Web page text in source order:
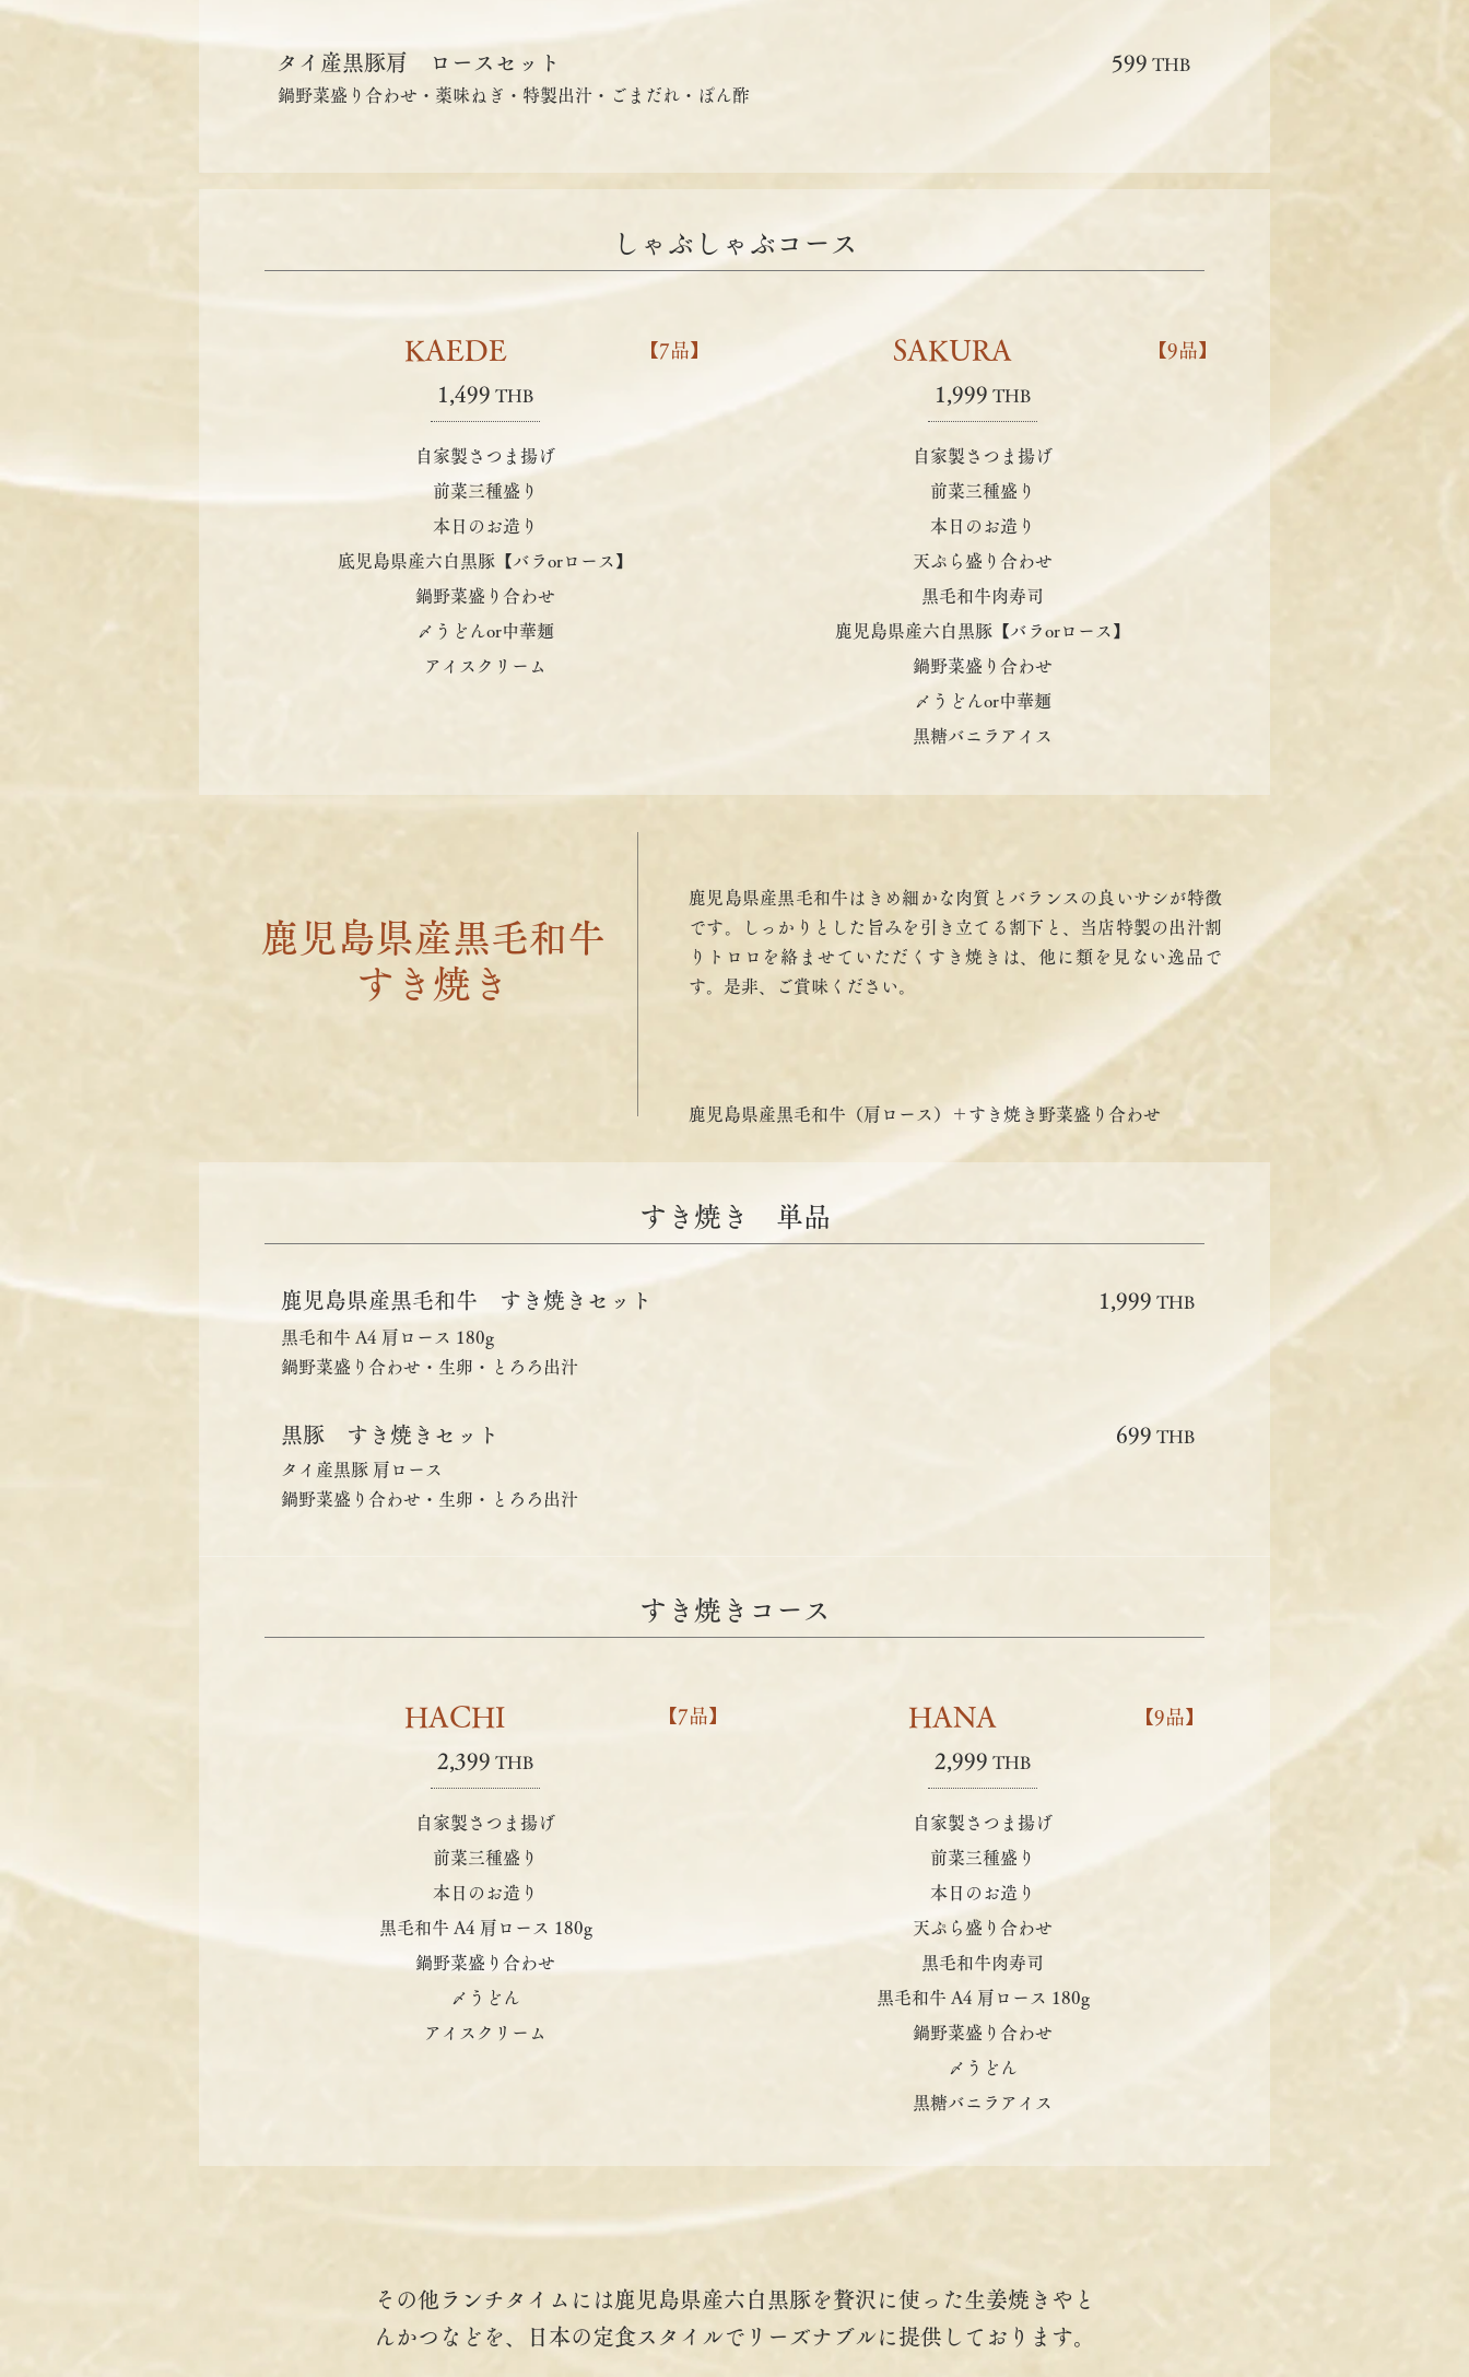
タイ産黒豚肩 ロースセット 599 THB
鍋野菜盛り合わせ・薬味ねぎ・特製出汁・ごまだれ・ぽん酢
しゃぶしゃぶコース
KAEDE 【7品】
1,499 THB
自家製さつま揚げ
前菜三種盛り
本日のお造り
底児島県産六白黒豚【バラorロース】
鍋野菜盛り合わせ
〆うどんor中華麺
アイスクリーム
SAKURA 【9品】
1,999 THB
自家製さつま揚げ
前菜三種盛り
本日のお造り
天ぷら盛り合わせ
黒毛和牛肉寿司
鹿児島県産六白黒豚【バラorロース】
鍋野菜盛り合わせ
〆うどんor中華麺
黒糖バニラアイス
鹿児島県産黒毛和牛
すき焼き
鹿児島県産黒毛和牛はきめ細かな肉質とバランスの良いサシが特徴
です。しっかりとした旨みを引き立てる割下と、当店特製の出汁割
りトロロを絡ませていただくすき焼きは、他に類を見ない逸品で
す。是非、ご賞味ください。
鹿児島県産黒毛和牛（肩ロース）＋すき焼き野菜盛り合わせ
すき焼き 単品
鹿児島県産黒毛和牛 すき焼きセット 1,999 THB
黒毛和牛 A4 肩ロース 180g
鍋野菜盛り合わせ・生卵・とろろ出汁
黒豚 すき焼きセット 699 THB
タイ産黒豚 肩ロース
鍋野菜盛り合わせ・生卵・とろろ出汁
すき焼きコース
HACHI 【7品】
2,399 THB
自家製さつま揚げ
前菜三種盛り
本日のお造り
黒毛和牛 A4 肩ロース 180g
鍋野菜盛り合わせ
〆うどん
アイスクリーム
HANA 【9品】
2,999 THB
自家製さつま揚げ
前菜三種盛り
本日のお造り
天ぷら盛り合わせ
黒毛和牛肉寿司
黒毛和牛 A4 肩ロース 180g
鍋野菜盛り合わせ
〆うどん
黒糖バニラアイス
その他ランチタイムには鹿児島県産六白黒豚を贅沢に使った生姜焼きやと
んかつなどを、日本の定食スタイルでリーズナブルに提供しております。